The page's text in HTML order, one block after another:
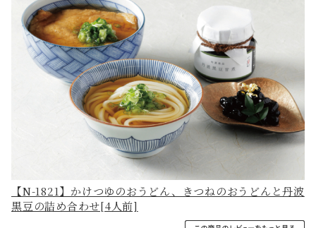
【N-1821】かけつゆのおうどん、きつねのおうどんと丹波
黒豆の詰め合わせ[4人前]